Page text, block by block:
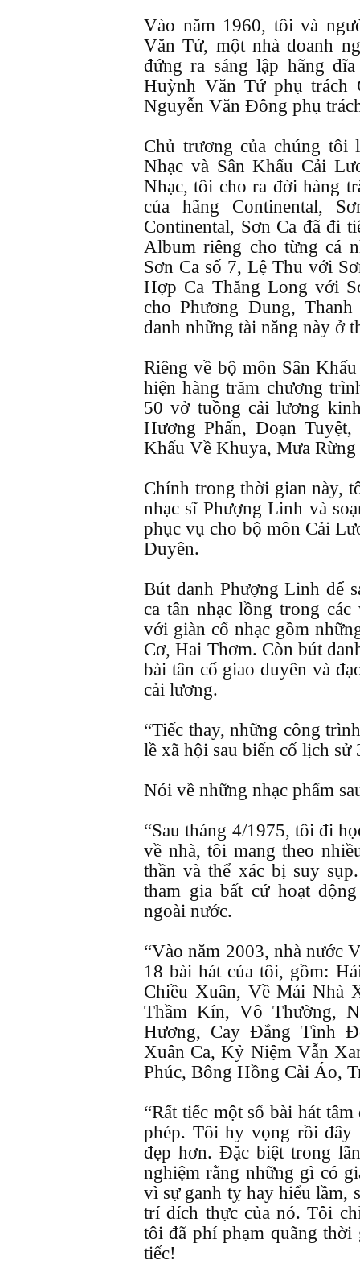
Vào năm 1960, tôi và
Văn Tứ, một nhà doanh
đứng ra sáng lập hãng
Huỳnh Văn Tứ phụ trách
Nguyễn Văn Đông phụ
Chủ trương của chúng tôi
Nhạc và Sân Khấu Cải
Nhạc, tôi cho ra đời hàng
của hãng Continental,
Continental, Sơn Ca đã đi
Album riêng cho từng cá
Sơn Ca số 7, Lệ Thu với
Hợp Ca Thăng Long với
cho Phương Dung,
danh những tài năng này ở
Riêng về bộ môn Sân
hiện hàng trăm chương
50 vở tuồng cải lương
Hương Phấn, Đoạn
Khấu Về Khuya, Mưa
Chính trong thời gian này,
nhạc sĩ Phượng Linh và
phục vụ cho bộ môn Cải
Duyên.
Bút danh Phượng Linh để
ca tân nhạc lồng trong
với giàn cổ nhạc gồm
Cơ, Hai Thơm. Còn bút
bài tân cổ giao duyên và
cải lương.
“Tiếc thay, những công
lề xã hội sau biến cố lịch sử
Nói về những nhạc phẩm
“Sau tháng 4/1975, tôi đi
về nhà, tôi mang theo
thần và thể xác bị suy
tham gia bất cứ hoạt
ngoài nước.
“Vào năm 2003, nhà nước
18 bài hát của tôi, gồm:
Chiều Xuân, Về Mái
Thầm Kín, Vô Thường,
Hương, Cay Đắng Tình
Xuân Ca, Kỷ Niệm Vẫn
Phúc, Bông Hồng Cài Áo,
“Rất tiếc một số bài hát
phép. Tôi hy vọng rồi đây
đẹp hơn. Đặc biệt trong
nghiệm rằng những gì có
vì sự ganh tỵ hay hiểu lầm,
trí đích thực của nó. Tôi
tôi đã phí phạm quãng
tiếc!